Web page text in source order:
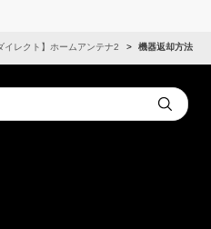
イレクト】ホームアンテナ2 機器返却方法
Submit